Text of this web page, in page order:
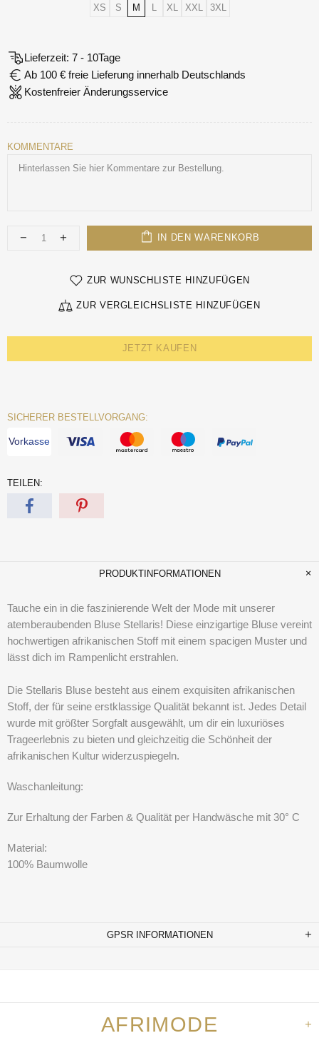
XS S M L XL XXL 3XL
Lieferzeit: 7 - 10Tage
Ab 100 € freie Lieferung innerhalb Deutschlands
Kostenfreier Änderungsservice
KOMMENTARE
IN DEN WARENKORB
ZUR WUNSCHLISTE HINZUFÜGEN
ZUR VERGLEICHSLISTE HINZUFÜGEN
JETZT KAUFEN
SICHERER BESTELLVORGANG:
Vorkasse
TEILEN:
PRODUKTINFORMATIONEN
Tauche ein in die faszinierende Welt der Mode mit unserer
atemberaubenden Bluse Stellaris! Diese einzigartige Bluse vereint
hochwertigen afrikanischen Stoff mit einem spacigen Muster und
lässt dich im Rampenlicht erstrahlen.
Die Stellaris Bluse besteht aus einem exquisiten afrikanischen
Stoff, der für seine erstklassige Qualität bekannt ist. Jedes Detail
wurde mit größter Sorgfalt ausgewählt, um dir ein luxuriöses
Trageerlebnis zu bieten und gleichzeitig die Schönheit der
afrikanischen Kultur widerzuspiegeln.
Waschanleitung:
Zur Erhaltung der Farben & Qualität per Handwäsche mit 30° C
Material:
100% Baumwolle
GPSR INFORMATIONEN
AFRIMODE